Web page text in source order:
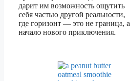
дарит им возможность ощутить
себя частью другой реальности,
где горизонт — это не граница, а
начало нового приключения.